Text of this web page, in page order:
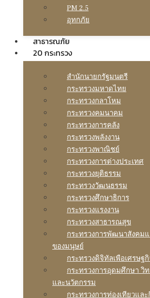
PM 2.5
อุทกภัย
สาธารณภัย
20 กระทรวง
สํานักนายกรัฐมนตรี
กระทรวงมหาดไทย
กระทรวงกลาโหม
กระทรวงคมนาคม
กระทรวงการคลัง
กระทรวงพลังงาน
กระทรวงพาณิชย์
กระทรวงการต่างประเทศ
กระทรวงยุติธรรม
กระทรวงวัฒนธรรม
กระทรวงศึกษาธิการ
กระทรวงแรงงาน
กระทรวงสาธารณสุข
กระทรวงการพัฒนาสังคม
ของมนุษย์
กระทรวงดิจิทัลเพือเศรษฐ
กระทรวงการอุดมศึกษา วิ
และนวัตกรรม
กระทรวงการท่องเทียวแล